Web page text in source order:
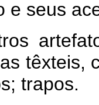
têxteis,
trapos.